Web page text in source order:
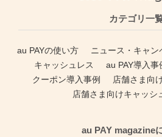
カテゴリ一
au PAYの使い方 ニュース・キャン
キャッシュレス
au PAY導入事
クーポン導入事例
店舗さま向
店舗さま向けキャッシ
au PAY magazine